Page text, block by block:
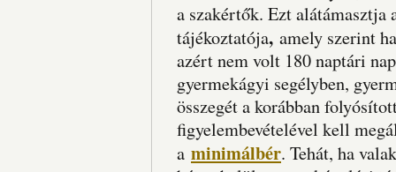
a szakértők. Ezt alátámasztja
tájékoztatója, amely szerint
azért nem volt 180 naptári
gyermekágyi segélyben,
összegét a korábban
figyelembevételével kell
a minimálbér. Tehát, ha